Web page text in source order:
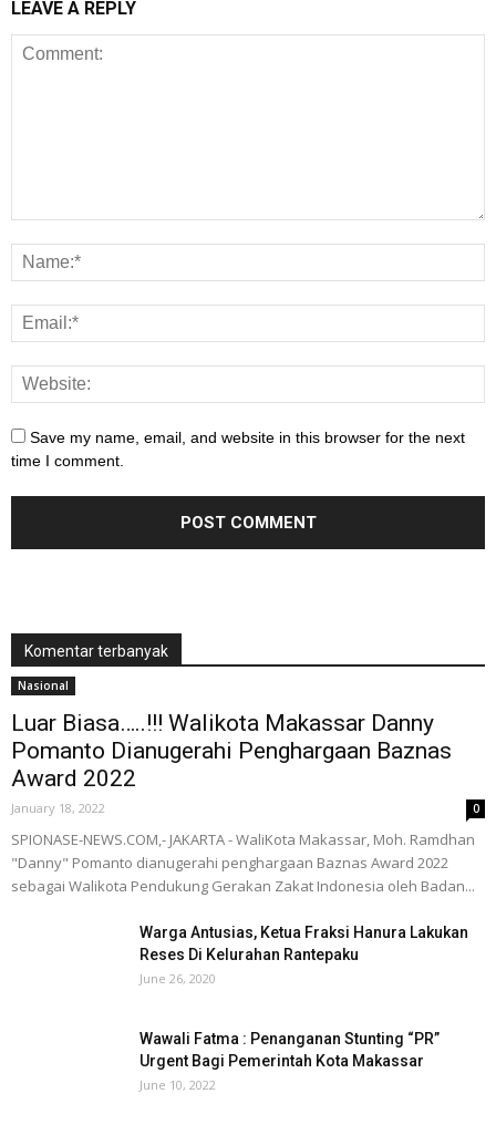
LEAVE A REPLY
Save my name, email, and website in this browser for the next
time I comment.
Komentar terbanyak
Nasional
Luar Biasa…..!!! Walikota Makassar Danny
Pomanto Dianugerahi Penghargaan Baznas
Award 2022
January 18, 2022 0
SPIONASE-NEWS.COM,- JAKARTA - WaliKota Makassar, Moh. Ramdhan
"Danny" Pomanto dianugerahi penghargaan Baznas Award 2022
sebagai Walikota Pendukung Gerakan Zakat Indonesia oleh Badan...
Warga Antusias, Ketua Fraksi Hanura Lakukan
Reses Di Kelurahan Rantepaku
June 26, 2020
Wawali Fatma : Penanganan Stunting “PR”
Urgent Bagi Pemerintah Kota Makassar
June 10, 2022